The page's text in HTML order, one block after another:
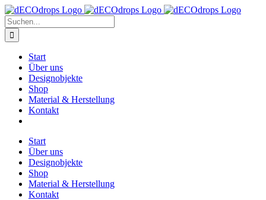
Zum
Inhalt
springen
Suche
nach:
Start
Über uns
Designobjekte
Shop
Material & Herstellung
Kontakt
Start
Über uns
Designobjekte
Shop
Material & Herstellung
Kontakt